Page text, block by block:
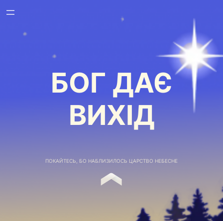
БОГ ДАЄ
ВИХІД
ПОКАЙТЕСЬ, БО НАБЛИЗИЛОСЬ ЦАРСТВО НЕБЕСНЕ